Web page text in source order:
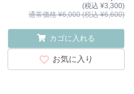
(税込 ¥3,300)
通常価格 ¥6,000 (税込 ¥6,600)
カゴに入れる
お気に入り